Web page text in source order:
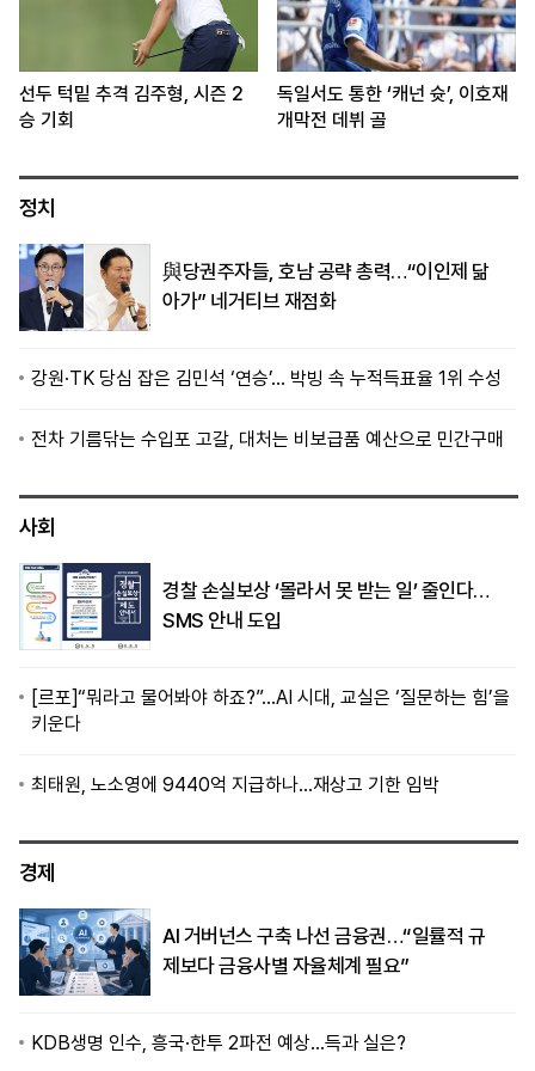
선두 턱밑 추격 김주형, 시즌 2
승 기회
독일서도 통한 ‘캐넌 슛’, 이호재
개막전 데뷔 골
정치
與당권주자들, 호남 공략 총력…“이인제 닮
아가” 네거티브 재점화
강원·TK 당심 잡은 김민석 ‘연승’… 박빙 속 누적득표율 1위 수성
전차 기름닦는 수입포 고갈, 대처는 비보급품 예산으로 민간구매
사회
경찰 손실보상 ‘몰라서 못 받는 일’ 줄인다…
SMS 안내 도입
[르포]“뭐라고 물어봐야 하죠?”…AI 시대, 교실은 ‘질문하는 힘’을
키운다
최태원, 노소영에 9440억 지급하나…재상고 기한 임박
경제
AI 거버넌스 구축 나선 금융권…“일률적 규
제보다 금융사별 자율체계 필요”
KDB생명 인수, 흥국·한투 2파전 예상…득과 실은?